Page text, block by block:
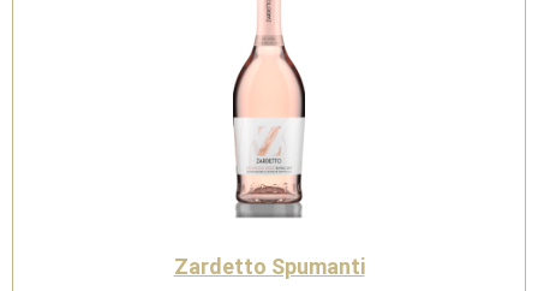
Zardetto Spumanti